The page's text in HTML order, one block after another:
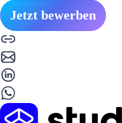
Jetzt bewerben